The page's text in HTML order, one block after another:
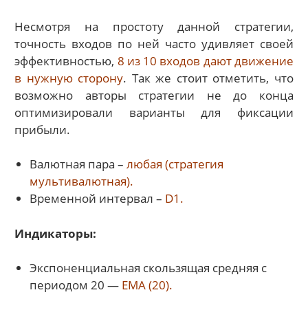
Несмотря на простоту данной стратегии,
точность входов по ней часто удивляет своей
эффективностью, 8 из 10 входов дают движение
в нужную сторону. Так же стоит отметить, что
возможно авторы стратегии не до конца
оптимизировали варианты для фиксации
прибыли.
Валютная пара – любая (стратегия
мультивалютная).
Временной интервал – D1.
Индикаторы:
Экспоненциальная скользящая средняя с
периодом 20 — ЕМА (20).